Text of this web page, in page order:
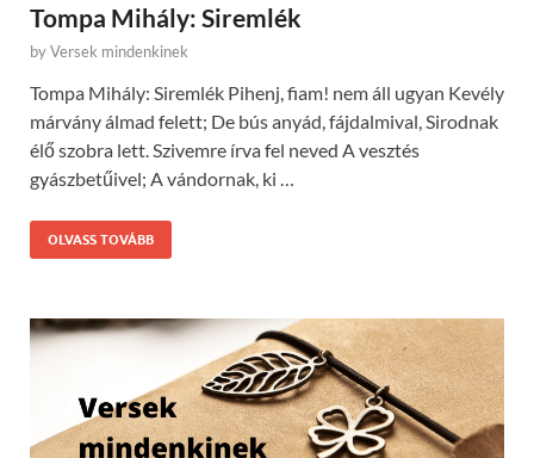
Tompa Mihály: Siremlék
byVersek mindenkinek
Tompa Mihály: Siremlék Pihenj, fiam! nem áll ugyan Kevély
márvány álmad felett; De bús anyád, fájdalmival, Sirodnak
élő szobra lett. Szivemre írva fel neved A vesztés
gyászbetűivel; A vándornak, ki …
OLVASS TOVÁBB